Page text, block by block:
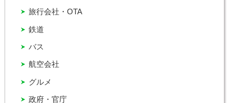
グルメ
バス
政府・官庁
旅行会社・OTA
航空会社
鉄道